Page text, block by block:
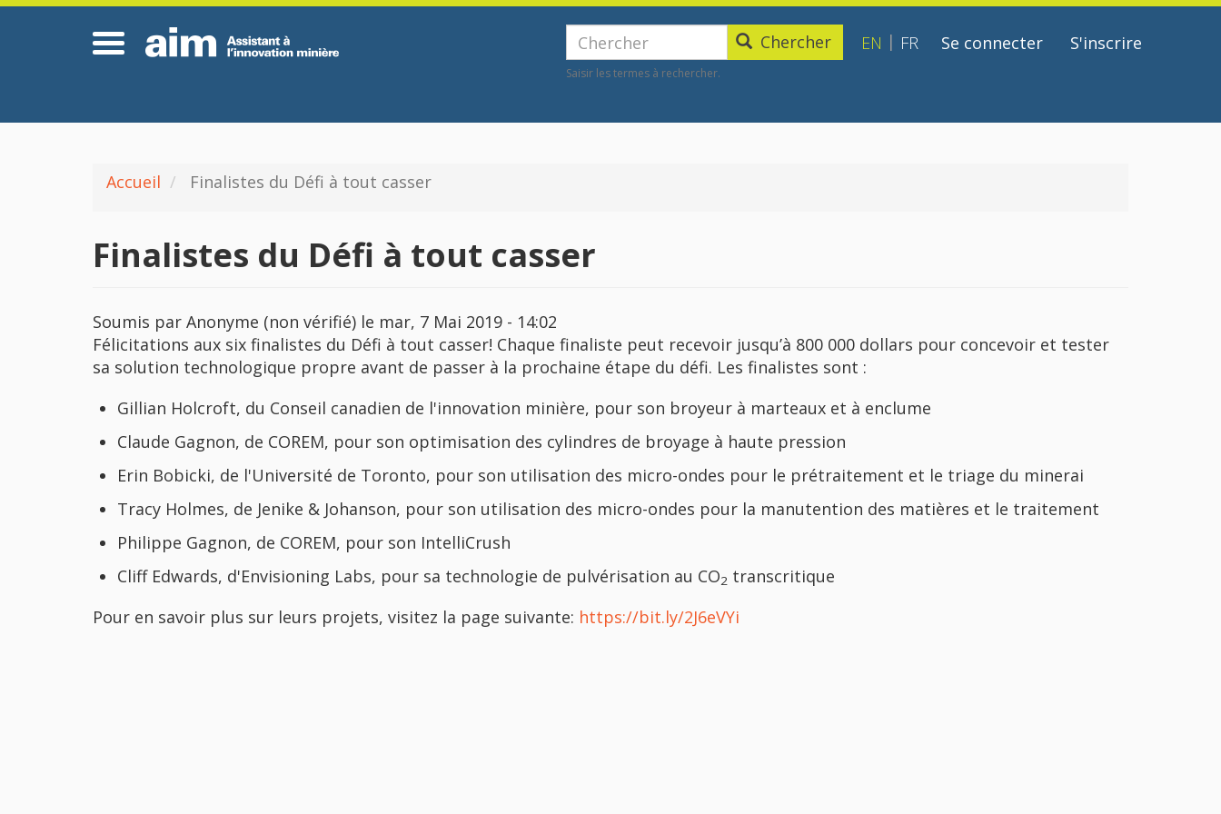
Aller
Chercher
Saisir les termes à rechercher.
Chercher EN FR
menu
Se connecter S'inscrire
Accueil Finalistes du Défi à tout casser
Finalistes du Défi à tout casser
Soumis par Anonyme (non vérifié) le mar, 7 Mai 2019 - 14:02
Félicitations aux six finalistes du Défi à tout casser! Chaque finaliste peut recevoir jusqu’à 800 000 dollars pour concevoir et tester
sa solution technologique propre avant de passer à la prochaine étape du défi. Les finalistes sont :
Gillian Holcroft, du Conseil canadien de l'innovation minière, pour son broyeur à marteaux et à enclume
Claude Gagnon, de COREM, pour son optimisation des cylindres de broyage à haute pression
Erin Bobicki, de l'Université de Toronto, pour son utilisation des micro-ondes pour le prétraitement et le triage du minerai
Tracy Holmes, de Jenike & Johanson, pour son utilisation des micro-ondes pour la manutention des matières et le traitement
Philippe Gagnon, de COREM, pour son IntelliCrush
Cliff Edwards, d'Envisioning Labs, pour sa technologie de pulvérisation au CO2 transcritique
Pour en savoir plus sur leurs projets, visitez la page suivante: https://bit.ly/2J6eVYi